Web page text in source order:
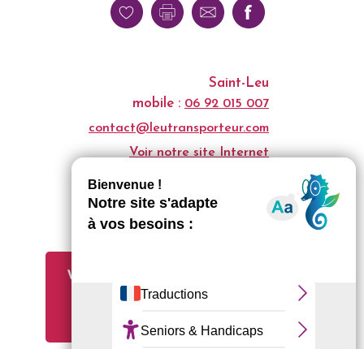
Saint-Leu
mobile : 06 92 015 007
contact@leutransporteur.com
Voir notre site Internet
Vous êtes propriétaire / gérant
de cet établissement ?
Modifiez vos informations ici